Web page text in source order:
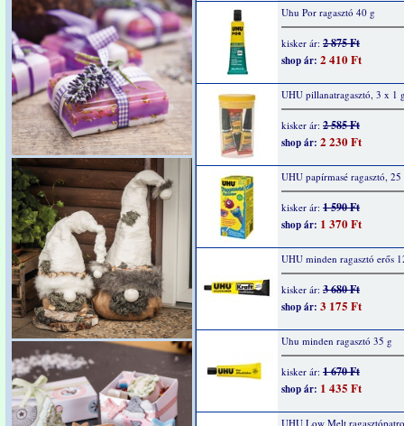
Uhu Por ragasztó 40 g
kisker ár: 2 875 Ft
shop ár: 2 410 Ft
UHU pillanatragasztó, 3 x 1
kisker ár: 2 585 Ft
shop ár: 2 230 Ft
UHU papírmasé ragasztó, 25
kisker ár: 1 590 Ft
shop ár: 1 370 Ft
UHU minden ragasztó erős
kisker ár: 3 680 Ft
shop ár: 3 175 Ft
Uhu minden ragasztó 35 g
kisker ár: 1 670 Ft
shop ár: 1 435 Ft
UHU Low Melt